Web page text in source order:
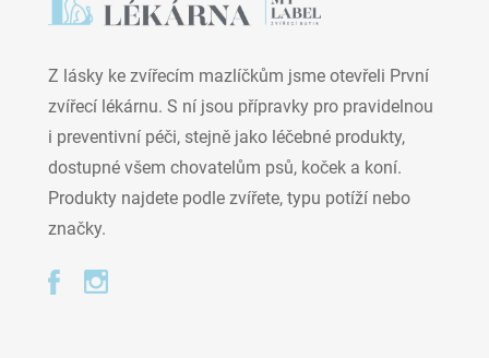
Z lásky ke zvířecím mazlíčkům jsme otevřeli První
zvířecí lékárnu. S ní jsou přípravky pro pravidelnou
i preventivní péči, stejně jako léčebné produkty,
dostupné všem chovatelům psů, koček a koní.
Produkty najdete podle zvířete, typu potíží nebo
značky.